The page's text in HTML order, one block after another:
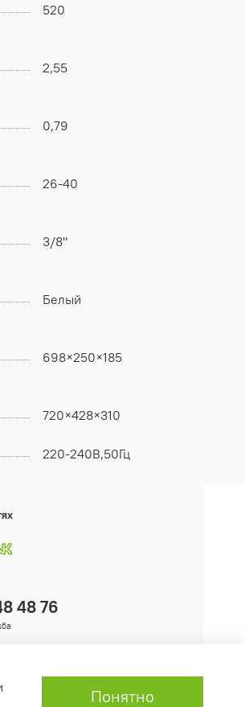
520
2,55
0,79
26-40
3/8"
Белый
698×250×185
720×428×310
220-240В,50Гц
48 76
Понятно